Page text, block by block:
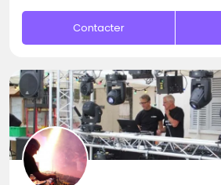
Contacter